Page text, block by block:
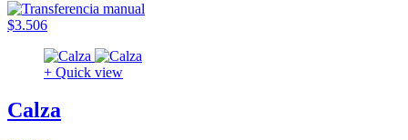
$3.506
+ Quick view
Calza